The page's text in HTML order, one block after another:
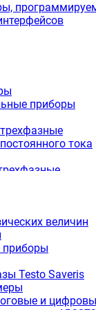
приборы
тока
тока
F
приборы
приборы
приборы
мощности
величин
Testo Saveris
и